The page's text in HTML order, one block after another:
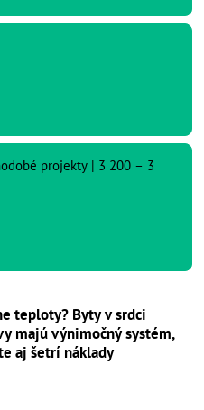
projekty | 3 200 – 3
teploty? Byty v srdci
majú výnimočný systém,
aj šetrí náklady